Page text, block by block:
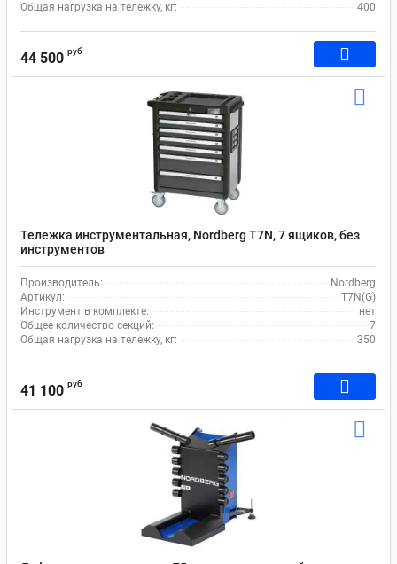
Общая нагрузка на тележку, кг:
400
44 500 руб
Тележка инструментальная, Nordberg T7N, 7 ящиков, без
инструментов
Производитель:
Nordberg
Артикул:
T7N(G)
Инструмент в комплекте:
нет
Общее количество секций:
7
Общая нагрузка на тележку, кг:
350
41 100 руб